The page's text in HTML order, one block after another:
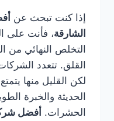
إذا كنت تبحث عن
الشارقة، فأنت على
التخلص النهائي
القلق. تتعدد
لكن القليل منها يتمتع
الحديثة والخبرة
الحشرات. أفضل